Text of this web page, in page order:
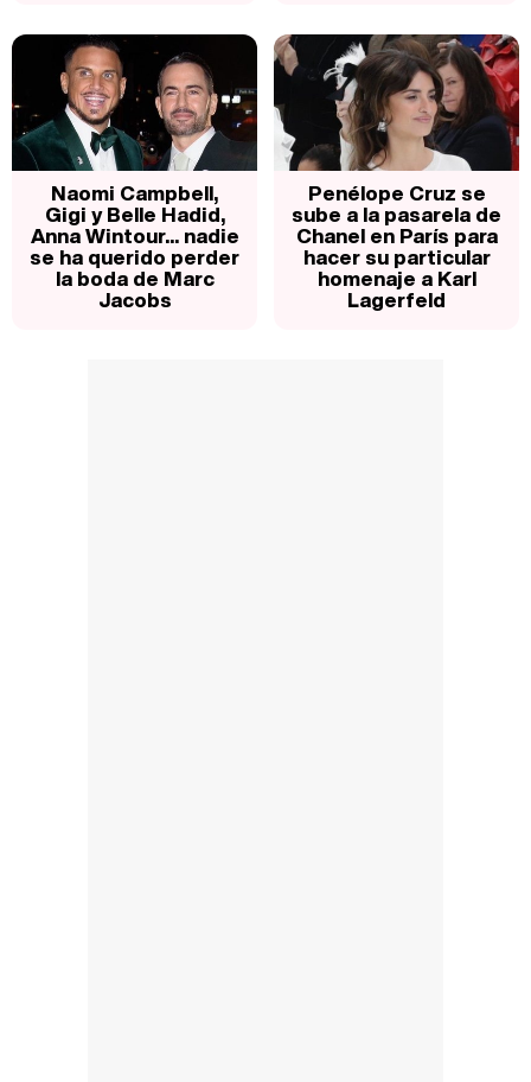
Naomi Campbell,
Gigi y Belle Hadid,
Anna Wintour... nadie
se ha querido perder
la boda de Marc
Jacobs
Penélope Cruz se
sube a la pasarela de
Chanel en París para
hacer su particular
homenaje a Karl
Lagerfeld